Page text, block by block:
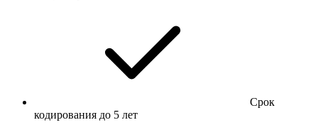
Срок
кодирования до 5 лет